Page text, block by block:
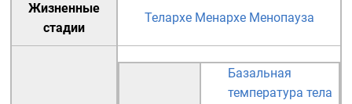
Жизненные
стадии
Телархе Менархе Менопауза
Базальная
температура тела